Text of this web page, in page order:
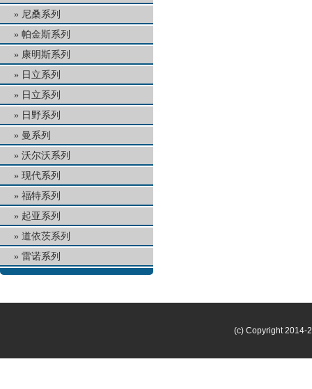
尼桑系列
帕金斯系列
康明斯系列
日立系列
日立系列
日野系列
曼系列
沃尔沃系列
现代系列
福特系列
起亚系列
道依茨系列
雷诺系列
(c) Copyright 2014-